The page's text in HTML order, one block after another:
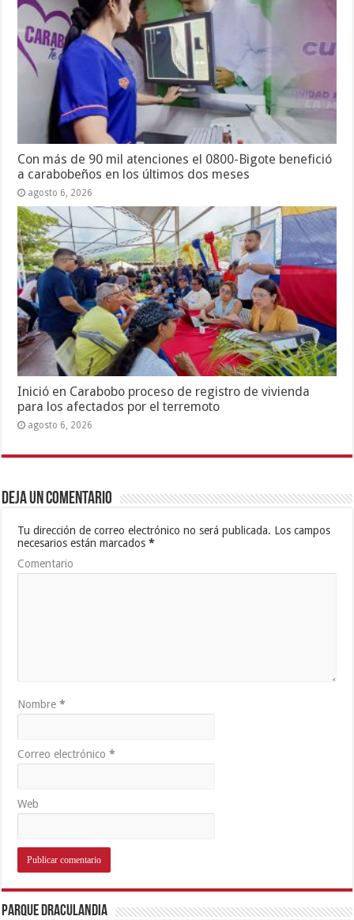
Con más de 90 mil atenciones el 0800-Bigote benefició
a carabobeños en los últimos dos meses
agosto 6, 2026
Inició en Carabobo proceso de registro de vivienda
para los afectados por el terremoto
agosto 6, 2026
Deja un comentario
Tu dirección de correo electrónico no será publicada. Los campos
necesarios están marcados*
Comentario
Nombre*
Correo electrónico*
Web
Parque Draculandia